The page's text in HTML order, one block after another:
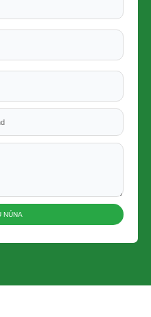
NÚNA
við okkur